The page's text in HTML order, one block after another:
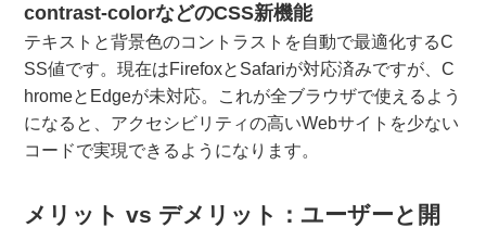
contrast-colorなどのCSS新機能
テキストと背景色のコントラストを自動で最適化するC
SS値です。現在はFirefoxとSafariが対応済みですが、C
hromeとEdgeが未対応。これが全ブラウザで使えるよう
になると、アクセシビリティの高いWebサイトを少ない
コードで実現できるようになります。
メリット vs デメリット：ユーザーと開